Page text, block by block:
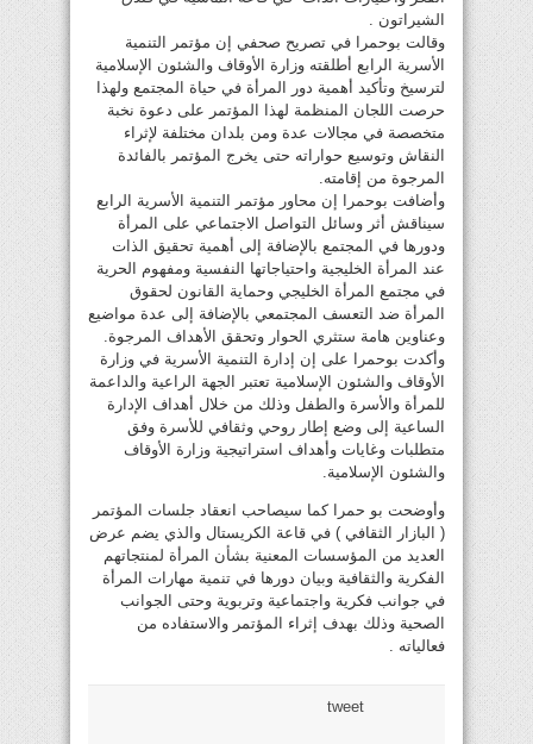
الشيراتون .
وقالت بوحمرا في تصريح صحفي إن مؤتمر التنمية
الأسرية الرابع أطلقته وزارة الأوقاف والشئون الإسلامية
لترسيخ وتأكيد أهمية دور المرأة في حياة المجتمع ولهذا
حرصت اللجان المنظمة لهذا المؤتمر على دعوة نخبة
متخصصة في مجالات عدة ومن بلدان مختلفة لإثراء
النقاش وتوسيع حواراته حتى يخرج المؤتمر بالفائدة
المرجوة من إقامته.
وأضافت بوحمرا إن محاور مؤتمر التنمية الأسرية الرابع
سيناقش أثر وسائل التواصل الاجتماعي على المرأة
ودورها في المجتمع بالإضافة إلى أهمية تحقيق الذات
عند المرأة الخليجية واحتياجاتها النفسية ومفهوم الحرية
في مجتمع المرأة الخليجي وحماية القانون لحقوق
المرأة ضد التعسف المجتمعي بالإضافة إلى عدة مواضيع
وعناوين هامة ستثري الحوار وتحقق الأهداف المرجوة.
وأكدت بوحمرا على إن إدارة التنمية الأسرية في وزارة
الأوقاف والشئون الإسلامية تعتبر الجهة الراعية والداعمة
للمرأة والأسرة والطفل وذلك من خلال أهداف الإدارة
الساعية إلى وضع إطار روحي وثقافي للأسرة وفق
متطلبات وغايات وأهداف استراتيجية وزارة الأوقاف
والشئون الإسلامية.
وأوضحت بو حمرا كما سيصاحب انعقاد جلسات المؤتمر
( البازار الثقافي ) في قاعة الكريستال والذي يضم عرض
العديد من المؤسسات المعنية بشأن المرأة لمنتجاتهم
الفكرية والثقافية وبيان دورها في تنمية مهارات المرأة
في جوانب فكرية واجتماعية وتربوية وحتى الجوانب
الصحية وذلك بهدف إثراء المؤتمر والاستفاده من
فعالياته .
tweet